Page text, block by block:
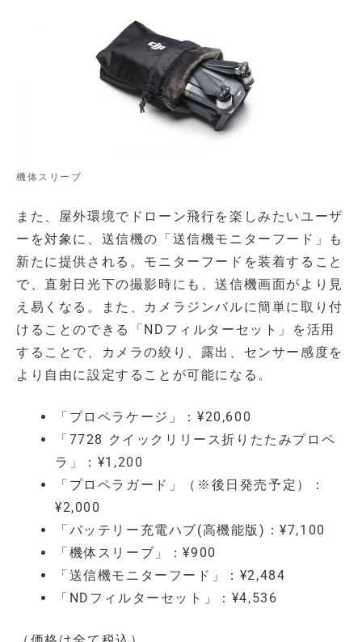
機体スリーブ
また、屋外環境でドローン飛行を楽しみたいユーザ
ーを対象に、送信機の「送信機モニターフード」も
新たに提供される。モニターフードを装着すること
で、直射日光下の撮影時にも、送信機画面がより見
え易くなる。また、カメラジンバルに簡単に取り付
けることのできる「NDフィルターセット」を活用
することで、カメラの絞り、露出、センサー感度を
より自由に設定することが可能になる。
「プロペラケージ」：¥20,600
「7728 クイックリリース折りたたみプロペ
ラ」：¥1,200
「プロペラガード」（※後日発売予定）：
¥2,000
「バッテリー充電ハブ(高機能版)：¥7,100
「機体スリーブ」：¥900
「送信機モニターフード」：¥2,484
「NDフィルターセット」：¥4,536